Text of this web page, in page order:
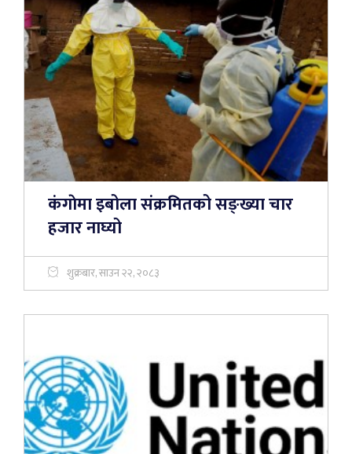
कंगाेमा इबोला संक्रमितको सङ्ख्या चार
हजार नाघ्यो
शुक्रबार, साउन २२, २०८३